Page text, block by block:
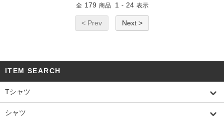
全 179 商品 1 - 24 表示
< Prev Next >
ITEM SEARCH
Tシャツ
シャツ